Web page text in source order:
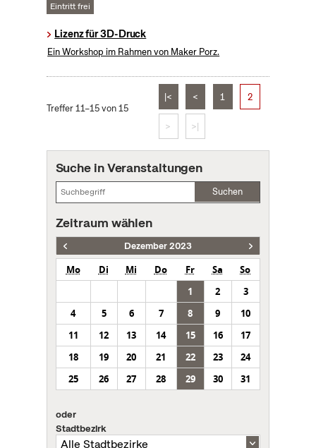
Eintritt frei
Lizenz für 3D-Druck
Ein Workshop im Rahmen von Maker Porz.
Treffer 11–15 von 15
|< < 1 2
> >|
Suche in Veranstaltungen
Suchen
Zeitraum wählen
Dezember 2023
Mo Di Mi Do Fr Sa
So
1
2
3
4
5 6 7 8 9
10
11
12 13 14 15 16
17
18
19 20 21 22 23
24
25
26 27 28 29 30 31
oder
Stadtbezirk